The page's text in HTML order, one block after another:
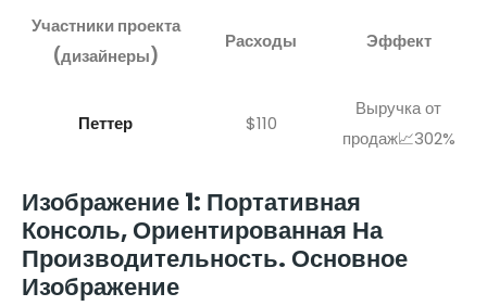
Участники проекта
(дизайнеры)
Расходы Эффект
Петтер $110
Выручка от
продаж📈302%
Изображение 1: Портативная
Консоль, Ориентированная На
Производительность. Основное
Изображение